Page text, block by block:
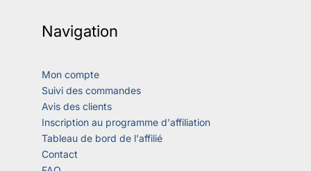
Navigation
Mon compte
Suivi des commandes
Avis des clients
Inscription au programme d'affiliation
Tableau de bord de l'affilié
Contact